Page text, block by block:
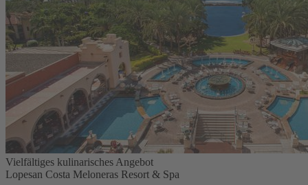
Vielfältiges kulinarisches Angebot
Lopesan Costa Meloneras Resort & Spa